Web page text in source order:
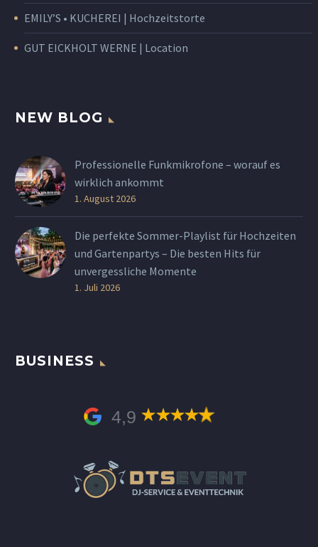
EMILY’S • KUCHEREI | Hochzeitstorte
GUT EICKHOLT WERNE | Location
NEW BLOG
Professionelle Funkmikrofone – worauf es
wirklich ankommt
1. August 2026
Die perfekte Sommer-Playlist für Hochzeiten
und Gartenpartys – Die besten Hits für
unvergessliche Momente
1. Juli 2026
BUSINESS
4,9